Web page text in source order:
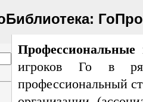
Профессиональные
игроков Го в
профессиональный